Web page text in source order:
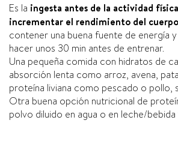
Es la ingesta antes de la actividad
incrementar el rendimiento del cuerpo
contener una buena fuente de energía
hacer unos 30 min antes de entrenar.
Una pequeña comida con hidratos de
absorción lenta como arroz, avena,
proteína liviana como pescado o pollo,
Otra buena opción nutricional de
polvo diluido en agua o en leche/